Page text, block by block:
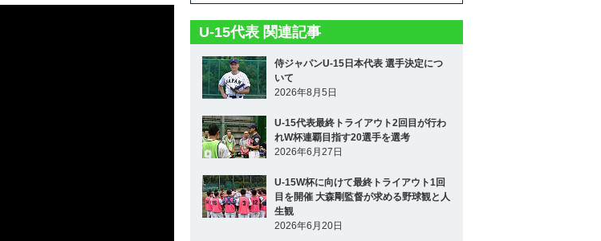
U-15代表 関連記事
侍ジャパンU-15日本代表 選手決定につ
いて
2026年8月5日
U-15代表最終トライアウト2回目が行わ
れW杯連覇目指す20選手を選考
2026年6月27日
U-15W杯に向けて最終トライアウト1回
目を開催 大森剛監督が求める野球観と人
生観
2026年6月20日